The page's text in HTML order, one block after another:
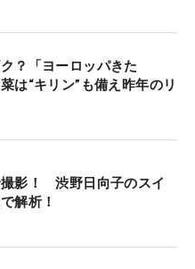
？「ヨーロッパきた
は“キリン”も備え昨年のリ
影！ 渋野日向子のスイ
解析！